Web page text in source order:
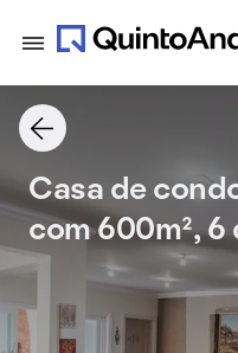
Casa de
com 600m², 6